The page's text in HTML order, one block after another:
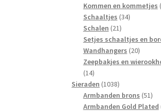
producten
Kommen en kommetjes
Schaaltjes 3434
Schalen 2121
producten
Setjes schaaltjes en
Wandhangers 2020
Zeepbakjes en
1414
producten
Sieraden 10381038
producten
Armbanden brons 5151
Armbanden Gold Plated